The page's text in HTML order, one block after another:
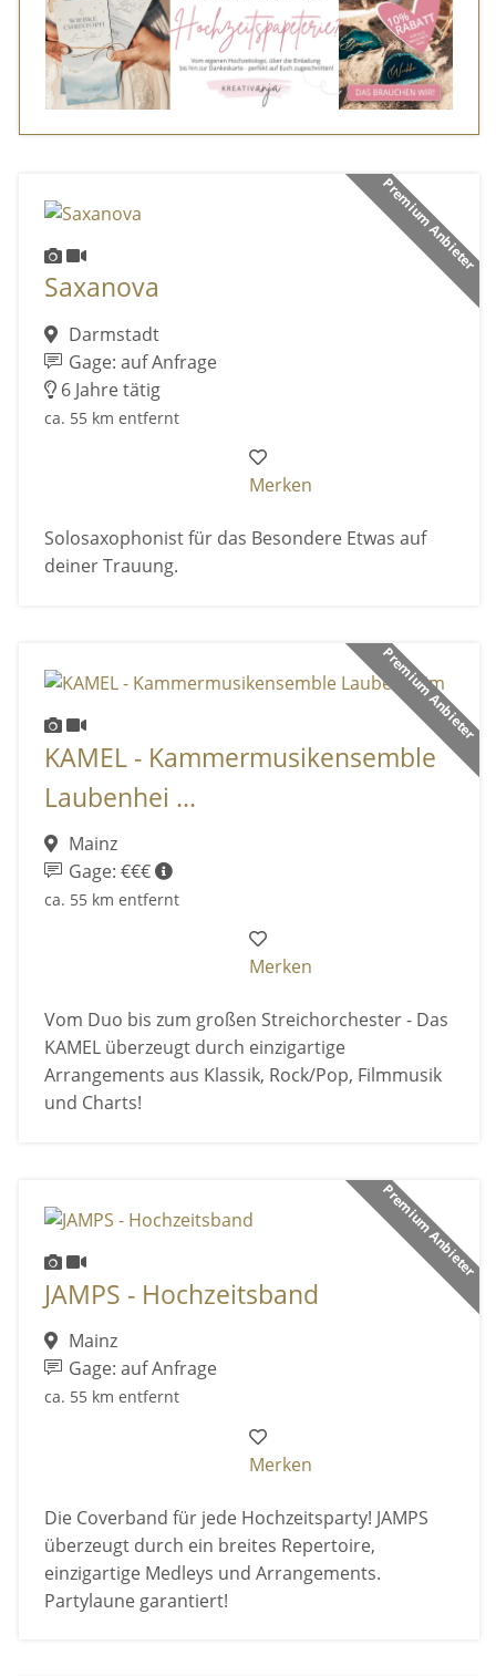
Premium Anbieter
Saxanova
Darmstadt
Gage: auf Anfrage
6 Jahre tätig
ca. 55 km entfernt
Merken
Solosaxophonist für das Besondere Etwas auf
deiner Trauung.
Premium Anbieter
KAMEL - Kammermusikensemble
Laubenhei ...
Mainz
Gage: €€€
ca. 55 km entfernt
Merken
Vom Duo bis zum großen Streichorchester - Das
KAMEL überzeugt durch einzigartige
Arrangements aus Klassik, Rock/Pop, Filmmusik
und Charts!
Premium Anbieter
JAMPS - Hochzeitsband
Mainz
Gage: auf Anfrage
ca. 55 km entfernt
Merken
Die Coverband für jede Hochzeitsparty! JAMPS
überzeugt durch ein breites Repertoire,
einzigartige Medleys und Arrangements.
Partylaune garantiert!